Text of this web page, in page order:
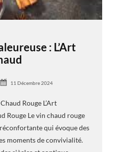
: L’Art
11 Décembre 2024
Rouge L’Art
Rouge Le vin chaud rouge
qui évoque des
moments de convivialité.